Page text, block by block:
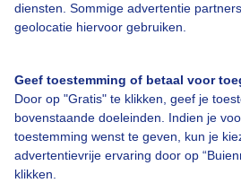
diensten. Sommige advertentie
geolocatie hiervoor gebruiken.
Geef toestemming of betaal voor
Door op "Gratis" te klikken, geef je
bovenstaande doeleinden. Indien je
toestemming wenst te geven, kun je
advertentievrije ervaring door op
klikken.
Bedrijfsgegevens
Veelgestelde vragen
Contact